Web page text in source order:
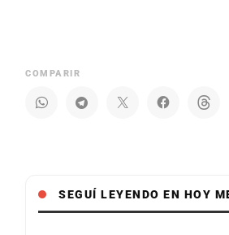
COMPARIR
SEGUÍ LEYENDO EN HOY